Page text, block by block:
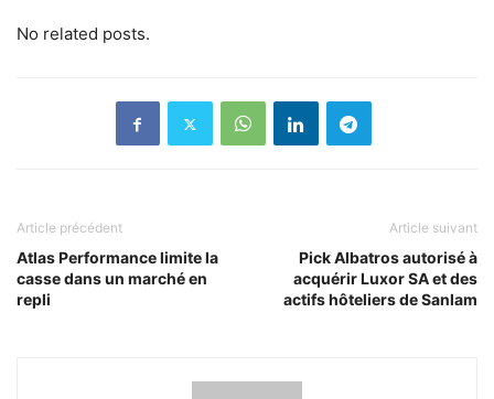
No related posts.
Article précédent
Atlas Performance limite la
casse dans un marché en
repli
Article suivant
Pick Albatros autorisé à
acquérir Luxor SA et des
actifs hôteliers de Sanlam